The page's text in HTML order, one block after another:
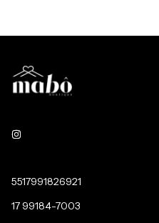
5517991826921
17 99184-7003